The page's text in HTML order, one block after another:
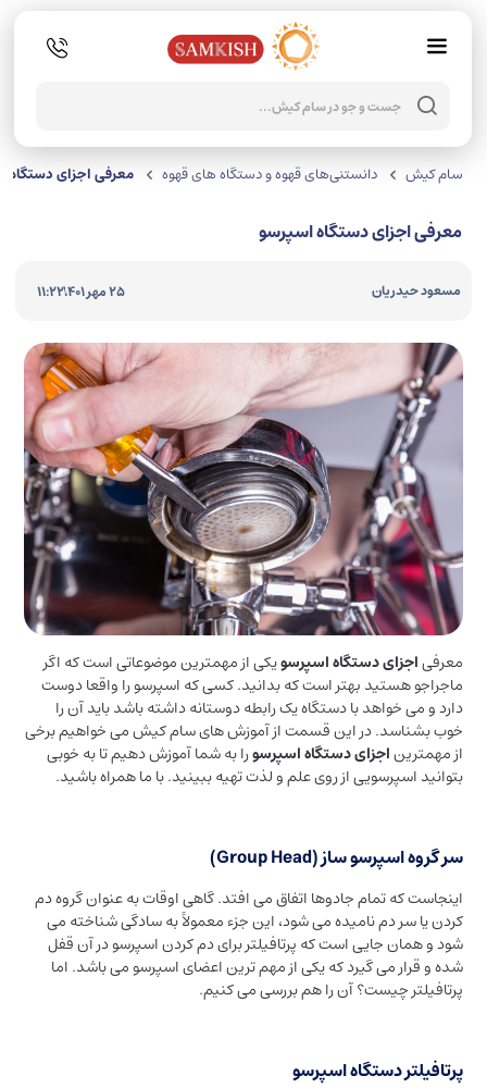
سام کیش دانستنی‌های قهوه و دستگاه های قهوه معرفی اجزای دستگاه
معرفی اجزای دستگاه اسپرسو
مسعود حیدریان 25 مهر 1401 |
11:22
معرفیاجزای دستگاه اسپرسویکی از مهمترین موضوعاتی است که اگر
ماجراجو هستید بهتر است که بدانید. کسی که اسپرسو را واقعا دوست
دارد و می خواهد با دستگاه یک رابطه دوستانه داشته باشد باید آن را
خوب بشناسد. در این قسمت از آموزش های سام کیش می خواهیم برخی
از مهمتریناجزای دستگاه اسپرسورا به شما آموزش دهیم تا به خوبی
بتوانید اسپرسویی از روی علم و لذت تهیه ببینید. با ما همراه باشید.
سر گروه اسپرسو ساز (Group Head)
اینجاست که تمام جادوها اتفاق می افتد. گاهی اوقات به عنوان گروه دم
کردن یا سر دم نامیده می شود، این جزء معمولاً به سادگی شناخته می
شود و همان جایی است که پرتافیلتر برای دم کردن اسپرسو در آن قفل
شده و قرار می گیرد که یکی از مهم ترین اعضای اسپرسو می باشد. اما
پرتافیلتر چیست؟ آن را هم بررسی می کنیم.
پرتافیلتر دستگاه اسپرسو